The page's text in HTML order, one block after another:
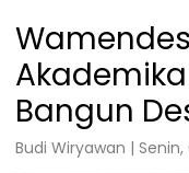
Bangun
Budi Wiryawan |